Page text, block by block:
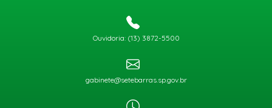
Ouvidoria: (13) 3872-5500
gabinete@setebarras.sp.gov.br